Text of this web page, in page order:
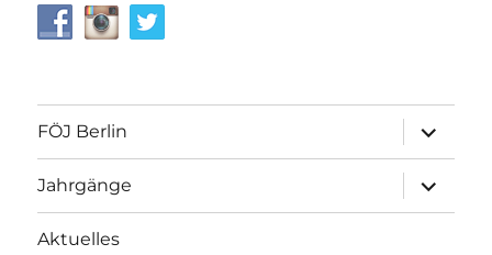
FÖJ Berlin
öffnen
Jahrgänge
öffnen
Aktuelles